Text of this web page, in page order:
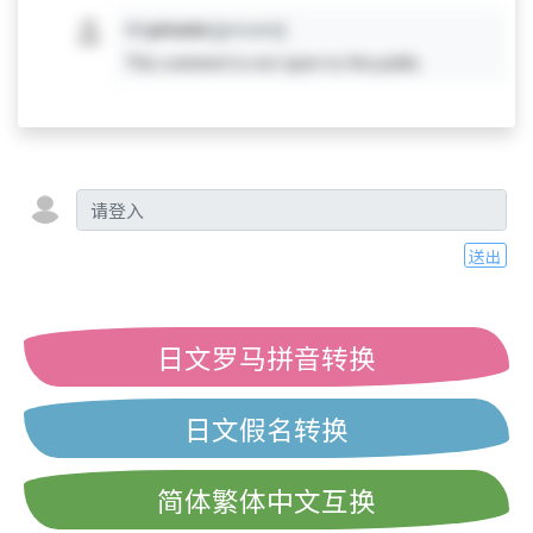
private [private]
This comment is not open to the public.
送出
日文罗马拼音转换
日文假名转换
简体繁体中文互换